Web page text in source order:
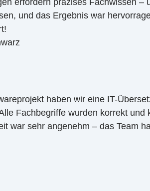
erfordern präzises Fachwissen
und das Ergebnis war
haben wir eine IT-
Fachbegriffe wurden korrekt
war sehr angenehm – das Team